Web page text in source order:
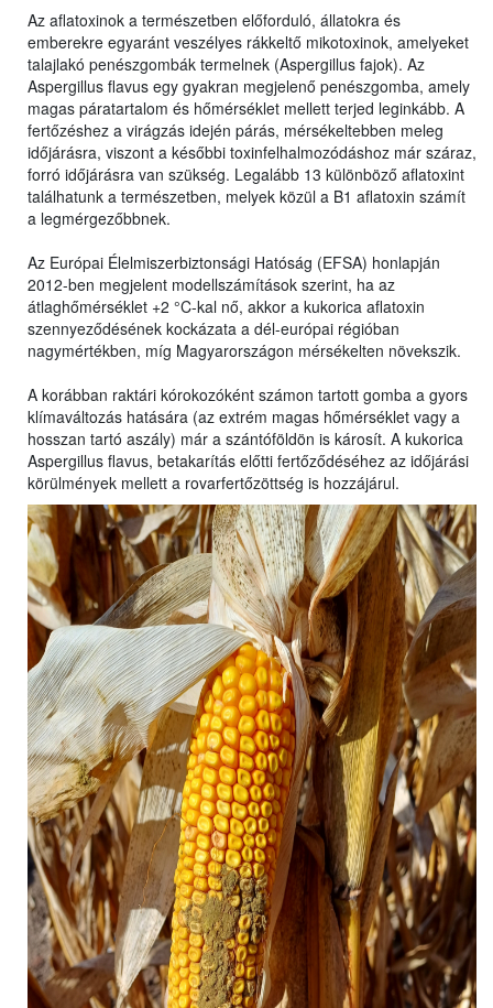
Az aflatoxinok a természetben előforduló, állatokra és
emberekre egyaránt veszélyes rákkeltő mikotoxinok, amelyeket
talajlakó penészgombák termelnek (Aspergillus fajok). Az
Aspergillus flavus egy gyakran megjelenő penészgomba, amely
magas páratartalom és hőmérséklet mellett terjed leginkább. A
fertőzéshez a virágzás idején párás, mérsékeltebben meleg
időjárásra, viszont a későbbi toxinfelhalmozódáshoz már száraz,
forró időjárásra van szükség. Legalább 13 különböző aflatoxint
találhatunk a természetben, melyek közül a B1 aflatoxin számít
a legmérgezőbbnek.
Az Európai Élelmiszerbiztonsági Hatóság (EFSA) honlapján
2012-ben megjelent modellszámítások szerint, ha az
átlaghőmérséklet +2 °C-kal nő, akkor a kukorica aflatoxin
szennyeződésének kockázata a dél-európai régióban
nagymértékben, míg Magyarországon mérsékelten növekszik.
A korábban raktári kórokozóként számon tartott gomba a gyors
klímaváltozás hatására (az extrém magas hőmérséklet vagy a
hosszan tartó aszály) már a szántóföldön is károsít. A kukorica
Aspergillus flavus, betakarítás előtti fertőződéséhez az időjárási
körülmények mellett a rovarfertőzöttség is hozzájárul.